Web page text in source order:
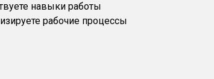
навыки работы
рабочие процессы